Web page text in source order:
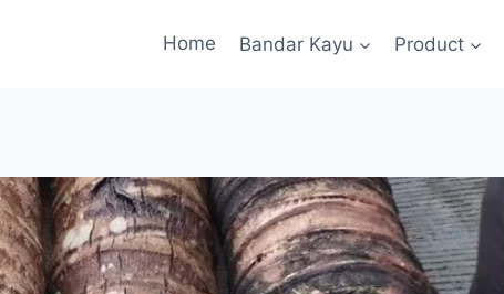
Home Bandar Kayu Product